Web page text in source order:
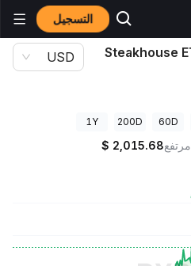
التسجيل
USD
60D
200D
1Y
مرتفع $ 2,015.68